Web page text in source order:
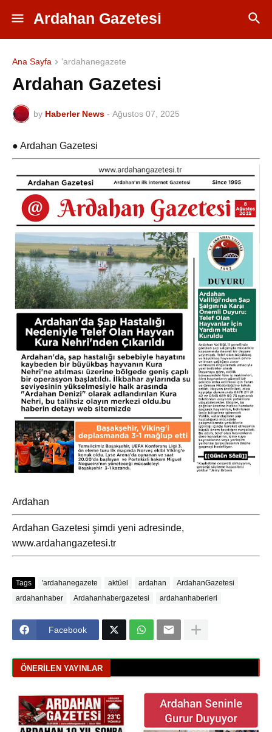
Ardahan Gazetesi
Ana Sayfa 'ardahanegazete
Ardahan Gazetesi
by Haberler News - Ağustos 07, 2025
● Ardahan Gazetesi
Ardahan
Ardahan Gazetesi şimdi yeni adresinde,
www.ardahangazetesi.tr
Tags 'ardahanegazete aktüel ardahan
ArdahanGazetesi
ardahanhaber
Ardahanhabergazetesi ardahanhaberleri
Facebook
ÖNERILEN YAYINLAR